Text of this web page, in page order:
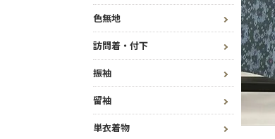
色無地
訪問着・付下
振袖
留袖
単衣着物